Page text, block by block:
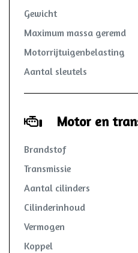
Gewicht
Maximum massa geremd
Motorrijtuigenbelasting
Aantal sleutels
Motor en
Brandstof
Transmissie
Aantal cilinders
Cilinderinhoud
Vermogen
Koppel